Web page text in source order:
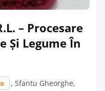
– Procesare
Și Legume În
, Sfantu Gheorghe,